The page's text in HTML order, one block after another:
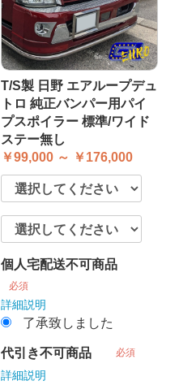
T/S製 日野 エアループデュ
トロ 純正バンパー用パイ
プスポイラー 標準/ワイド
ステー無し
￥99,000 ～ ￥176,000
個人宅配送不可商品
必須
詳細説明
了承致しました
代引き不可商品 必須
詳細説明